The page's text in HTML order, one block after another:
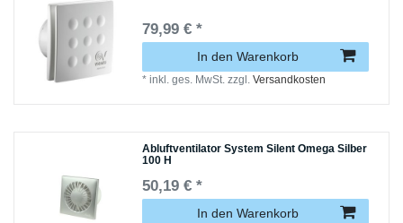
79,99 € *
In den Warenkorb
*inkl. ges. MwSt. zzgl.Versandkosten
Abluftventilator System Silent Omega Silber
100 H
50,19 € *
In den Warenkorb